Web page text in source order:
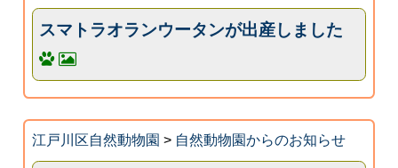
スマトラオランウータンが出産しました
江戸川区自然動物園 > 自然動物園からのお知らせ